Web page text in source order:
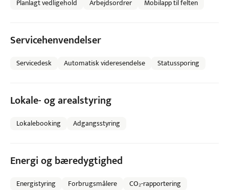
Planlagt vedligehold Arbejdsordrer Mobilapp til felten
Servicehenvendelser
Servicedesk Automatisk videresendelse Statussporing
Lokale- og arealstyring
Lokalebooking Adgangsstyring
Energi og bæredygtighed
Energistyring Forbrugsmålere CO₂-rapportering